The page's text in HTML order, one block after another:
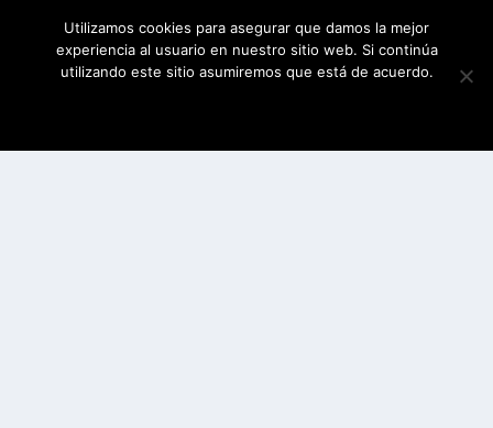
Utilizamos cookies para asegurar que damos la mejor
experiencia al usuario en nuestro sitio web. Si continúa
utilizando este sitio asumiremos que está de acuerdo.